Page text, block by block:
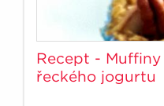
Recept -
řeckého jogurtu